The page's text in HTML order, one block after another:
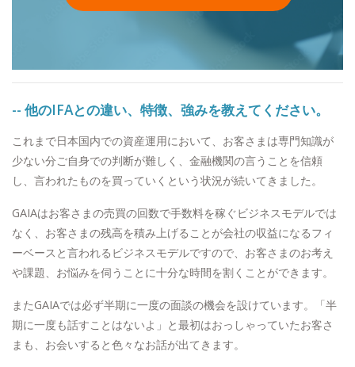
-- 他のIFAとの違い、特徴、強みを教えてください。
これまで日本国内での資産運用において、お客さまは専門知識が
少ない分ご自身での判断が難しく、金融機関の言うことを信頼
し、言われたものを買っていくという状況が続いてきました。
GAIAはお客さまの売買の回数で手数料を稼ぐビジネスモデルでは
なく、お客さまの残高を積み上げることが会社の収益になるフィ
ーベースと言われるビジネスモデルですので、お客さまのお考え
や課題、お悩みを伺うことに十分な時間を割くことができます。
またGAIAでは必ず半期に一度の面談の機会を設けています。「半
期に一度も話すことはないよ」と最初はおっしゃっていたお客さ
まも、お会いすると色々なお話が出てきます。